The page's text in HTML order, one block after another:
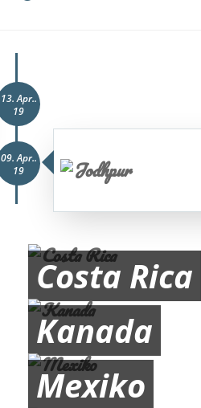
13. Apr..
19
09. Apr..
19
Costa Rica
Kanada
Mexiko